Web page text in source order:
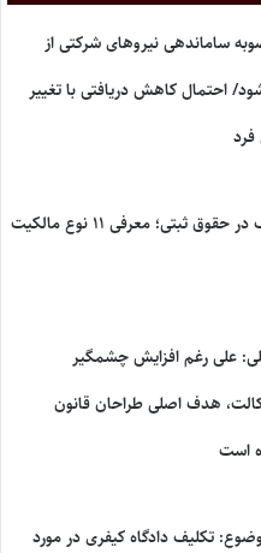
ساماندهی نیروهای شرکتی از
احتمال کاهش دریافتی با تغییر
انواع مالکیت املاک در حقوق ثبتی؛ معرفی ۱۱ نوع مالکیت
علی رغم افزایش چشمگیر
هدف اصلی طراحان قانون
است
تکلیف دادگاه کیفری در مورد